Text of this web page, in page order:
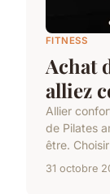
FITNESS
Achat
alliez
Allier
de Pilates
être.
31 octobre